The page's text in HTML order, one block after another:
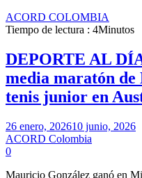
ACORD COLOMBIA
Tiempo de lectura : 4Minutos
DEPORTE AL
media maratón
tenis junior en
26 enero, 202610 junio, 2026
ACORD Colombia
0
Mauricio González ganó en